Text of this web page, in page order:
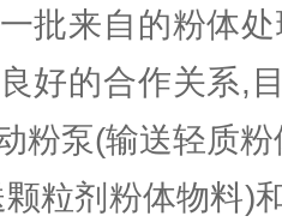
批来自的粉体
好的合作关系,
粉泵(输送轻质
粒剂粉体物料)